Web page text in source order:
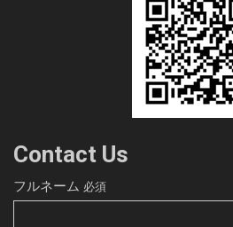
Contact Us
フルネーム 必須